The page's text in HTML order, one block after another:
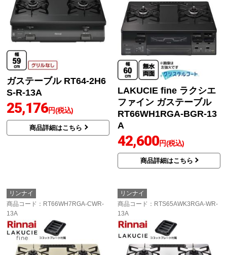
ガステーブル RT64-2H6
S-R-13A
25,176円(税込)
商品詳細はこちら
LAKUCIE fine ラクシエ
ファイン ガステーブル
RT66WH1RGA-BGR-13
A
42,600円(税込)
商品詳細はこちら
リンナイ
商品コード ：RT66WH7RGA-CWR-
13A
リンナイ
商品コード ：RTS65AWK3RGA-WR-
13A